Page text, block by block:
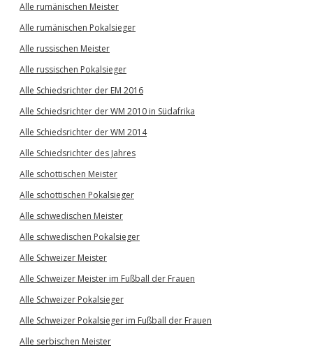
Alle rumänischen Meister
Alle rumänischen Pokalsieger
Alle russischen Meister
Alle russischen Pokalsieger
Alle Schiedsrichter der EM 2016
Alle Schiedsrichter der WM 2010 in Südafrika
Alle Schiedsrichter der WM 2014
Alle Schiedsrichter des Jahres
Alle schottischen Meister
Alle schottischen Pokalsieger
Alle schwedischen Meister
Alle schwedischen Pokalsieger
Alle Schweizer Meister
Alle Schweizer Meister im Fußball der Frauen
Alle Schweizer Pokalsieger
Alle Schweizer Pokalsieger im Fußball der Frauen
Alle serbischen Meister